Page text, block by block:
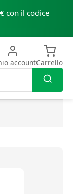
con il codice
accountCarrello